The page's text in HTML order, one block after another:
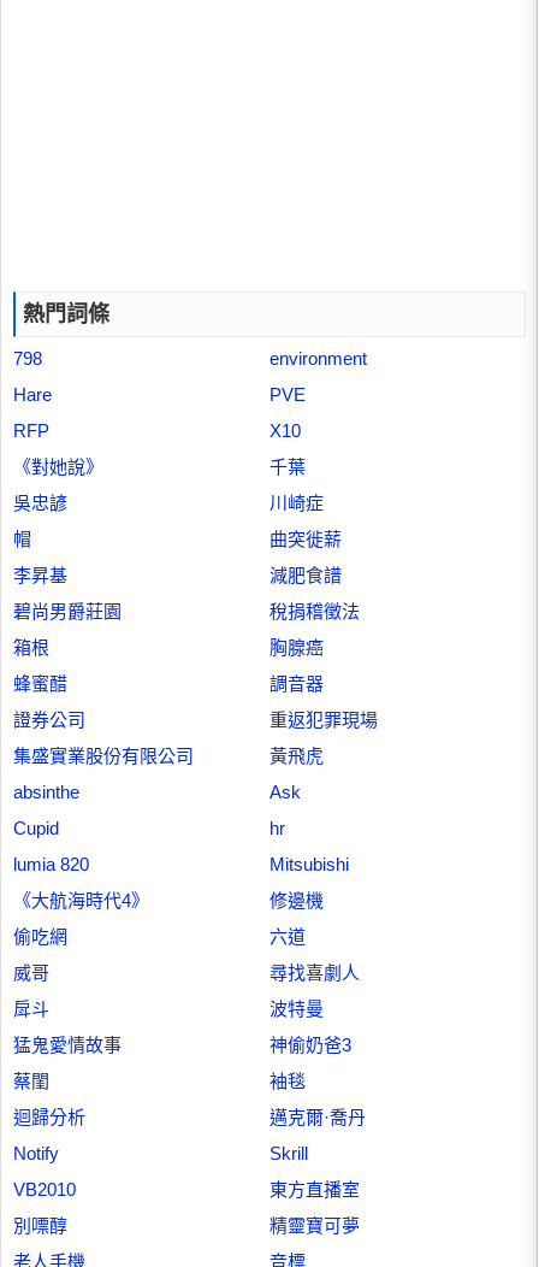
熱門詞條
798
environment
Hare
PVE
RFP
X10
《對她說》
千葉
吳忠諺
川崎症
帽
曲突徙薪
李昇基
減肥食譜
碧尚男爵莊園
稅捐稽徵法
箱根
胸腺癌
蜂蜜醋
調音器
證券公司
重返犯罪現場
集盛實業股份有限公司
黃飛虎
absinthe
Ask
Cupid
hr
lumia 820
Mitsubishi
《大航海時代4》
修邊機
偷吃網
六道
威哥
尋找喜劇人
戽斗
波特曼
猛鬼愛情故事
神偷奶爸3
蔡閨
袖毯
迴歸分析
邁克爾·喬丹
Notify
Skrill
VB2010
東方直播室
別嘌醇
精靈寶可夢
老人手機
音標